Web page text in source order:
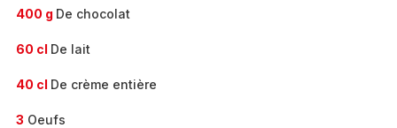
400 g De chocolat
60 cl De lait
40 cl De crème entière
3 Oeufs